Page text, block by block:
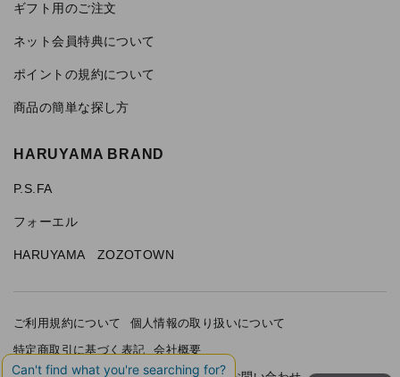
ギフト用のご注文
ネット会員特典について
ポイントの規約について
商品の簡単な探し方
HARUYAMA BRAND
P.S.FA
フォーエル
HARUYAMA ZOZOTOWN
ご利用規約について
個人情報の取り扱いについて
特定商取引に基づく表記
会社概要